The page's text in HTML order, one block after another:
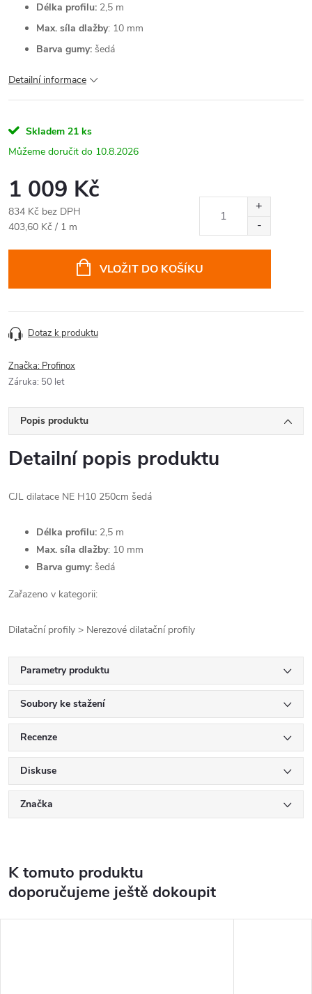
Délka profilu: 2,5 m
Max. síla dlažby: 10 mm
Barva gumy: šedá
Detailní informace
Skladem 21 ks
10.8.2026
1 009 Kč
834 Kč bez DPH
Měrná
403,60 Kč / 1 m
VLOŽIT DO KOŠÍKU
Dotaz k produktu
Značka: Profinox
Záruka: 50 let
Popis produktu
Detailní popis produktu
CJL dilatace NE H10 250cm šedá
Délka profilu: 2,5 m
Max. síla dlažby: 10 mm
Barva gumy: šedá
Zařazeno v kategorii:
Dilatační profily > Nerezové dilatační profily
Parametry produktu
Soubory ke stažení
Recenze
Diskuse
Značka
K tomuto produktu
doporučujeme ještě dokoupit